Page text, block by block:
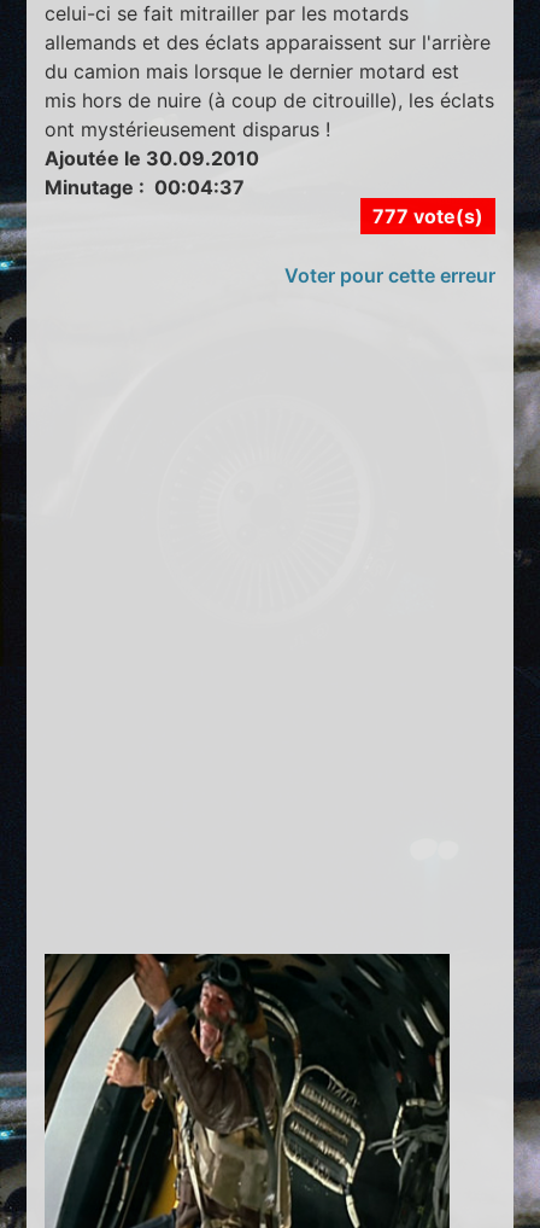
celui-ci se fait mitrailler par les motards
allemands et des éclats apparaissent sur l'arrière
du camion mais lorsque le dernier motard est
mis hors de nuire (à coup de citrouille), les éclats
ont mystérieusement disparus !
Ajoutée le 30.09.2010
Minutage : 00:04:37
777 vote(s)
Voter pour cette erreur